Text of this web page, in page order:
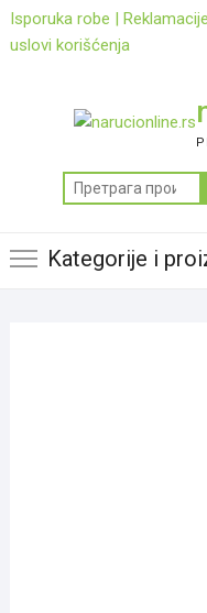
Skip
to
Isporuka robe | Reklamacije
uslovi korišćenja
Kategorije i